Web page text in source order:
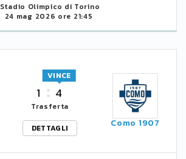
Stadio Olimpico di Torino
24 mag 2026 ore 21:45
1 4
VINCE
Trasferta
DETTAGLI
Como 1907